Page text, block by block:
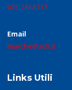
071.2868717
Email
marche@acli.it
Links Utili